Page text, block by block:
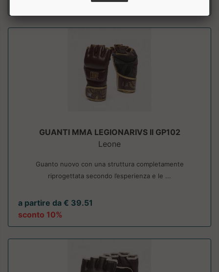
GUANTI MMA LEGIONARIVS II GP102
Leone
Guanto nuovo con una struttura completamente
riprogettata secondo l’esperienza e le ...
a partire da € 39.51
sconto 10%